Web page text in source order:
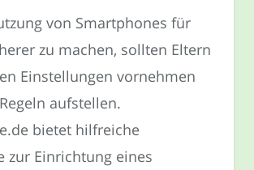
von Smartphones für
zu machen, sollten Eltern
Einstellungen vornehmen
aufstellen.
bietet hilfreiche
zur Einrichtung eines